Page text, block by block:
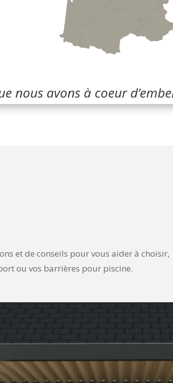
nous avons à coeur
et de conseils pour vous aider à choisir,
ou vos barrières pour piscine.